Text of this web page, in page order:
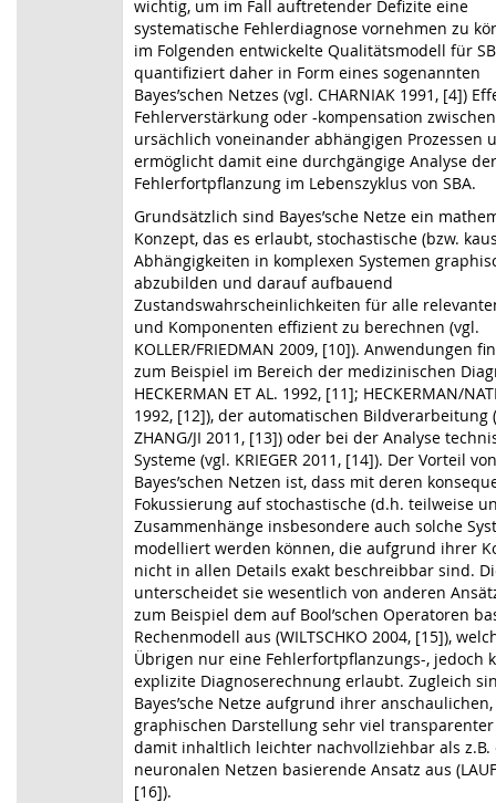
wichtig, um im Fall auftretender Defizite eine
systematische Fehlerdiagnose vornehmen zu
im Folgenden entwickelte Qualitätsmodell für
quantifiziert daher in Form eines sogenannten
Bayes’schen Netzes (vgl. CHARNIAK 1991, [4])
Fehlerverstärkung oder -kompensation zwischen
ursächlich voneinander abhängigen Prozessen
ermöglicht damit eine durchgängige Analyse der
Fehlerfortpflanzung im Lebenszyklus von SBA.
Grundsätzlich sind Bayes’sche Netze ein
Konzept, das es erlaubt, stochastische (bzw.
Abhängigkeiten in komplexen Systemen
abzubilden und darauf aufbauend
Zustandswahrscheinlichkeiten für alle
und Komponenten effizient zu berechnen (vgl.
KOLLER/FRIEDMAN 2009, [10]). Anwendungen
zum Beispiel im Bereich der medizinischen
HECKERMAN ET AL. 1992, [11]; HECKERMAN/
1992, [12]), der automatischen Bildverarbeitung
ZHANG/JI 2011, [13]) oder bei der Analyse
Systeme (vgl. KRIEGER 2011, [14]). Der Vorteil von
Bayes’schen Netzen ist, dass mit deren
Fokussierung auf stochastische (d.h. teilweise
Zusammenhänge insbesondere auch solche
modelliert werden können, die aufgrund ihrer
nicht in allen Details exakt beschreibbar sind.
unterscheidet sie wesentlich von anderen
zum Beispiel dem auf Bool’schen Operatoren
Rechenmodell aus (WILTSCHKO 2004, [15]),
Übrigen nur eine Fehlerfortpflanzungs-, jedoch
explizite Diagnoserechnung erlaubt. Zugleich
Bayes’sche Netze aufgrund ihrer anschaulichen,
graphischen Darstellung sehr viel
damit inhaltlich leichter nachvollziehbar als z.B.
neuronalen Netzen basierende Ansatz aus
[16]).